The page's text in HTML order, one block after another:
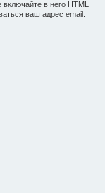
в него HTML
ваш адрес email.